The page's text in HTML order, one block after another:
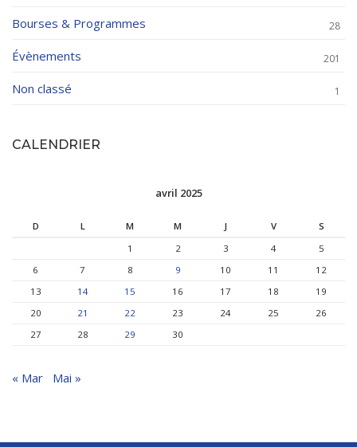
Bourses & Programmes 28
Évènements 201
Non classé 1
CALENDRIER
avril 2025
D L M M J V
S
1
2 3 4
5
6
7 8 9 10 11
12
13
14 15 16 17 18
19
20
21 22 23 24 25
26
27
28 29 30
« Mar Mai »